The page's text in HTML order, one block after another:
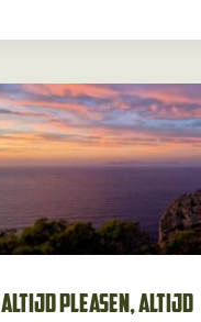
Altijd pleasen, altijd